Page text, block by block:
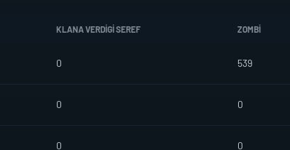
KLANA VERDIGI SEREF ZOMBI
0 539
0 0
0 0